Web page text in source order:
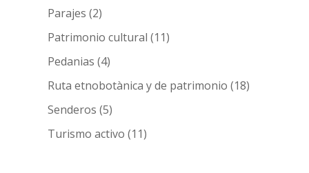
Parajes (2)
Patrimonio cultural (11)
Pedanias (4)
Ruta etnobotànica y de patrimonio (18)
Senderos (5)
Turismo activo (11)